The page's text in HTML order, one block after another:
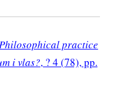
Philosophical practice
i vlas?, ? 4 (78), pp.